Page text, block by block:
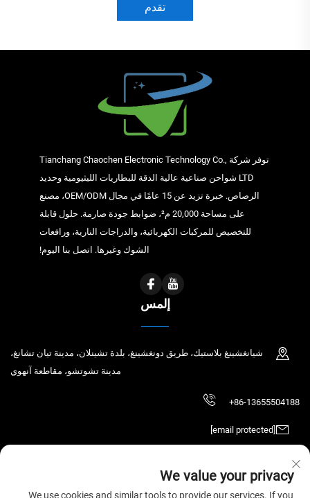
تقدم
توفر شركة Tianchang Chaochen Electronic Technology Co.,
LTD شواحن صناعية عالية الدقة للبطاريات الليثيومية وحديد
الرصاص. خبرة تزيد عن 15 عامًا في مجال OEM/ODM، مصنع
على مساحة 20,000 م²، ضوابط جودة صارمة. حلول قابلة
للتخصيص للمركبات الكهربائية، والدراجات النارية، ورافعات
الشوك وغيرها. اتصل بنا اليوم!
إلمس
شيانغشينغ بلاستيك، طريق دونغشينغ، بلدة تشينلان، مدينة تيان تشانغ،
مدينة تشوتشو، مقاطعة آنهوي
+86-13655504188
حقوق الطبع والنشر © 2026 شركة Tianchang Chaochen للتكنولوجيا الإلكترونية
We value your privacy
We use cookies and similar tools to provide our services. If you